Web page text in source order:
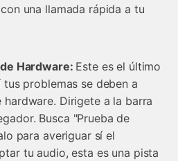
una llamada rápida a tu
Hardware: Este es el último
problemas se deben a
Dirigete a la barra
Busca "Prueba de
para averiguar sí el
tu audio, esta es una pista